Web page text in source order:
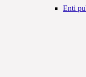
Enti